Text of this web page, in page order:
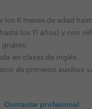
los 6 meses de edad
los 11 años) y con
grupos.
en clases de inglés.
de primeros auxilios
Contactar profesional